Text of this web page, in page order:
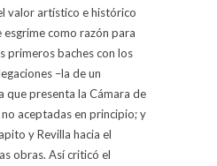
valor artístico e histórico
esgrime como razón para
primeros baches con los
–la de un
que presenta la Cámara de
aceptadas en principio; y
y Revilla hacia el
obras. Así criticó el